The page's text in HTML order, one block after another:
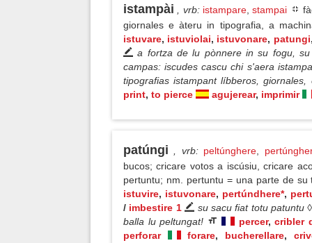
istampài , vrb: istampare ,stampai
giornales e àteru in tipografia, a
istuvare, istuviolai, istuvonare, patungi
a fortza de lu pònnere in su fogu,
campas: iscudes cascu chi s'aera
tipografias istampant líbberos,
print, to pierce agujerear, imprimir
patúngi , vrb: peltúnghere
bucos; cricare votos a iscúsiu, cricare
pertuntu; nm. pertuntu = una parte de
istuvire, istuvonare, pertúndhere*,
/ imbestire 1
su sacu fiat totu patuntu
balla lu peltungat!
percer, cribler
perforar
forare, bucherellare,